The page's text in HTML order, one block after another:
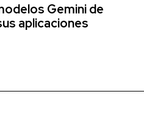
Gemini de
aplicaciones